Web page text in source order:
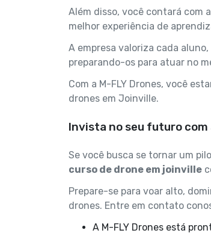
Além disso, você contará com
melhor experiência de
A empresa valoriza cada
preparando-os para atuar no
Com a M-FLY Drones, você
drones em Joinville.
Invista no seu futuro com
Se você busca se tornar um
curso de drone em joinville
Prepare-se para voar alto,
drones. Entre em contato
A M-FLY Drones está